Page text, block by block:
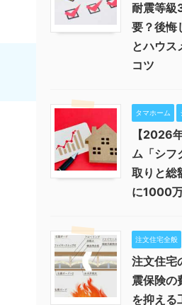
耐震等級
要？後悔
とハウス
コツ
タマホーム
【2026
ム「シフ
取りと総
に1000
注文住宅全般
注文住宅
震保険の
を抑える